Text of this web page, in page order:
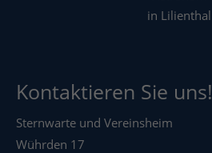
in Lilienthal
Kontaktieren Sie uns!
Sternwarte und Vereinsheim
Wührden 17